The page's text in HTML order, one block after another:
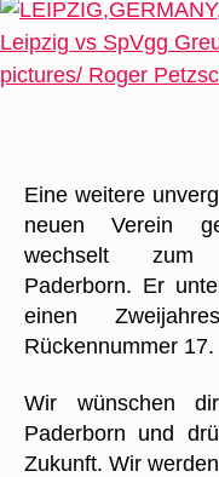
Eine weitere
neuen Verein
wechselt zum
Paderborn. Er
einen
Rückennummer 17.
Wir wünschen
Paderborn und
Zukunft. Wir